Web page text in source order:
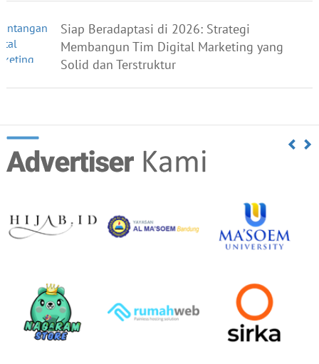
Siap Beradaptasi di 2026: Strategi
Membangun Tim Digital Marketing yang
Solid dan Terstruktur